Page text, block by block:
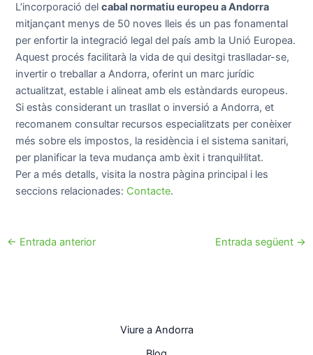
L’incorporació delcabal normatiu europeu a Andorra
mitjançant menys de 50 noves lleis és un pas fonamental
per enfortir la integració legal del país amb la Unió Europea.
Aquest procés facilitarà la vida de qui desitgi traslladar-se,
invertir o treballar a Andorra, oferint un marc jurídic
actualitzat, estable i alineat amb els estàndards europeus.
Si estàs considerant un trasllat o inversió a Andorra, et
recomanem consultar recursos especialitzats per conèixer
més sobre els impostos, la residència i el sistema sanitari,
per planificar la teva mudança amb èxit i tranquil·litat.
Per a més detalls, visita la nostra pàgina principal i les
seccions relacionades: Contacte.
← Entrada anterior Entrada següent →
Viure a Andorra